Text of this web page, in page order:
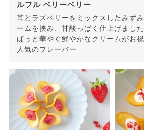
ルフル ベリーベリー
苺とラズベリーをミックスしたみず
ームを挟み、甘酸っぱく仕上げました
ぱっと華やぐ鮮やかなクリームがお
人気のフレーバー